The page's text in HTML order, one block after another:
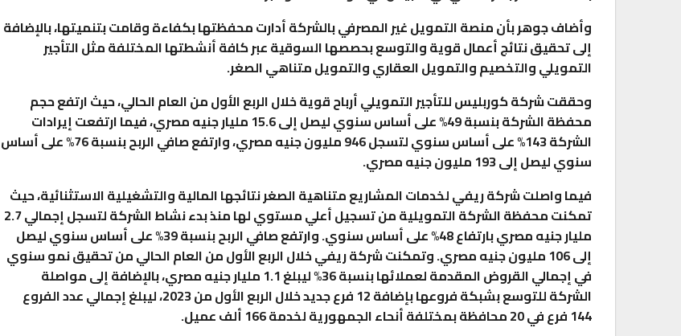
وأضاف جوهر بأن منصة التمويل غير المصرفي بالشركة أدارت محفظتها بكفاءة وقامت بتنميتها، بالإضافة
إلى تحقيق نتائج أعمال قوية والتوسع بحصصها السوقية عبر كافة أنشطتها المختلفة مثل التأجير
التمويلي والتخصيم والتمويل العقاري والتمويل متناهي الصغر.
وحققت شركة كوربليس للتأجير التمويلي أرباح قوية خلال الربع الأول من العام الحالي، حيث ارتفع حجم
محفظة الشركة بنسبة 49% على أساس سنوي ليصل إلى 15.6 مليار جنيه مصري، فيما ارتفعت إيرادات
الشركة 143% على أساس سنوي لتسجل 946 مليون جنيه مصري، وارتفع صافي الربح بنسبة 76% على أساس
سنوي ليصل إلى 193 مليون جنيه مصري.
فيما واصلت شركة ريفي لخدمات المشاريع متناهية الصغر نتائجها المالية والتشغيلية الاستثنائية، حيث
تمكنت محفظة الشركة التمويلية من تسجيل أعلي مستوي لها منذ بدء نشاط الشركة لتسجل إجمالي 2.7
مليار جنيه مصري بارتفاع 48% على أساس سنوي. وارتفع صافي الربح بنسبة 39% على أساس سنوي ليصل
إلى 106 مليون جنيه مصري. وتمكنت شركة ريفي خلال الربع الأول من العام الحالي من تحقيق نمو سنوي
في إجمالي القروض المقدمة لعملائها بنسبة 36% ليبلغ 1.1 مليار جنيه مصري، بالإضافة إلى مواصلة
الشركة للتوسع بشبكة فروعها بإضافة 12 فرع جديد خلال الربع الأول من 2023، ليبلغ إجمالي عدد الفروع
144 فرع في 20 محافظة بمختلفة أنحاء الجمهورية لخدمة 166 ألف عميل.